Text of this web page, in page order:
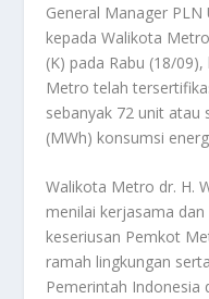
General Manager
kepada Walikota
(K) pada Rabu (18/
Metro telah
sebanyak 72 unit
(MWh) konsumsi
Walikota Metro dr. H.
menilai kerjasama
keseriusan Pemkot
ramah lingkungan
Pemerintah Indonesia